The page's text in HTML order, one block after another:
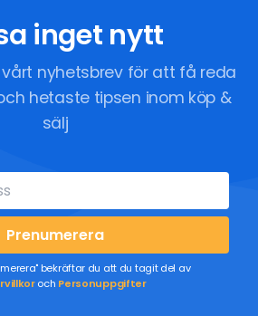
inget nytt
nyhetsbrev för att få reda
hetaste tipsen inom köp &
sälj
Prenumerera
bekräftar du att du tagit del av
och Personuppgifter